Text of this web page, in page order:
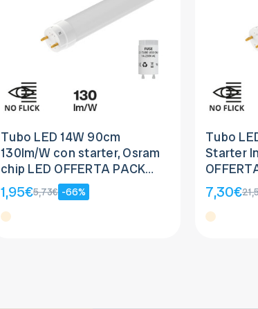
Tubo LED 14W 90cm
130lm/W con starter, Osram
chip LED OFFERTA PACK
50pz
1,95€5,73€ -66%
Tubo
Starter
7,30€